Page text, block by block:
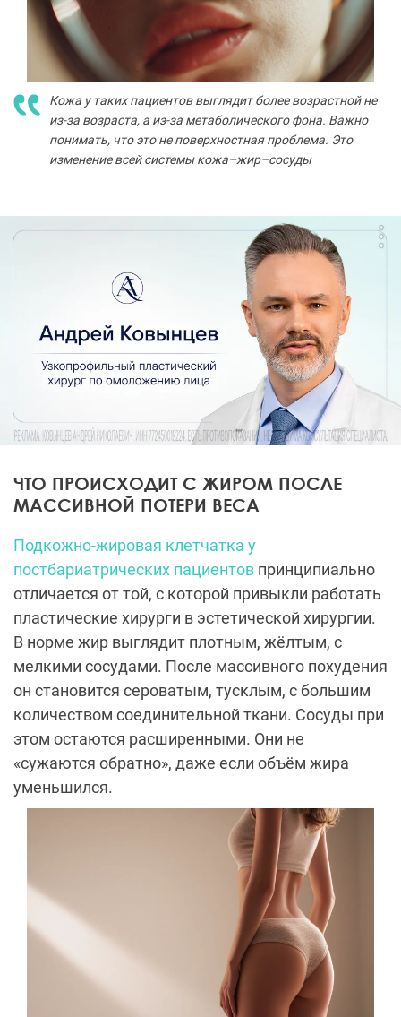
Кожа у таких пациентов выглядит более возрастной не
из-за возраста, а из-за метаболического фона. Важно
понимать, что это не поверхностная проблема. Это
изменение всей системы кожа–жир–сосуды
ЧТО ПРОИСХОДИТ С ЖИРОМ ПОСЛЕ
МАССИВНОЙ ПОТЕРИ ВЕСА
Подкожно-жировая клетчатка у
постбариатрических пациентов принципиально
отличается от той, с которой привыкли работать
пластические хирурги в эстетической хирургии.
В норме жир выглядит плотным, жёлтым, с
мелкими сосудами. После массивного похудения
он становится сероватым, тусклым, с большим
количеством соединительной ткани. Сосуды при
этом остаются расширенными. Они не
«сужаются обратно», даже если объём жира
уменьшился.